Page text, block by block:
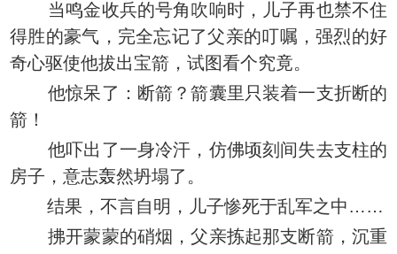
当鸣金收兵的号角吹响时，儿子再也禁不住
得胜的豪气，完全忘记了父亲的叮嘱，强烈的好
奇心驱使他拔出宝箭，试图看个究竟。
他惊呆了：断箭？箭囊里只装着一支折断的
箭！
他吓出了一身冷汗，仿佛顷刻间失去支柱的
房子，意志轰然坍塌了。
结果，不言自明，儿子惨死于乱军之中……
拂开蒙蒙的硝烟，父亲拣起那支断箭，沉重